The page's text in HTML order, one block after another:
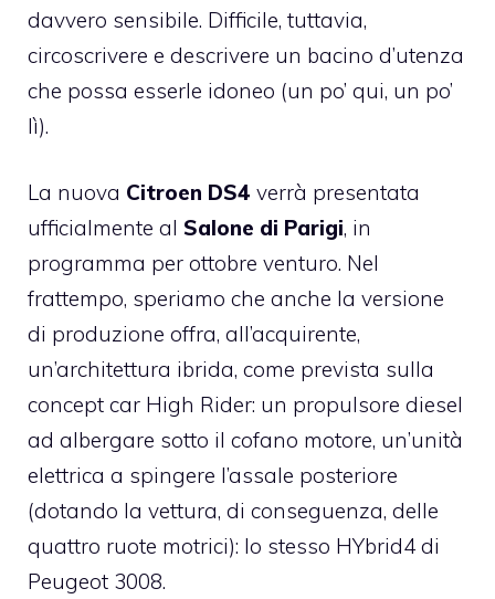
davvero sensibile. Difficile, tuttavia,
circoscrivere e descrivere un bacino d’utenza
che possa esserle idoneo (un po’ qui, un po’
lì).
La nuova Citroen DS4 verrà presentata
ufficialmente al Salone di Parigi, in
programma per ottobre venturo. Nel
frattempo, speriamo che anche la versione
di produzione offra, all’acquirente,
un’architettura ibrida, come prevista sulla
concept car High Rider: un propulsore diesel
ad albergare sotto il cofano motore, un’unità
elettrica a spingere l’assale posteriore
(dotando la vettura, di conseguenza, delle
quattro ruote motrici): lo stesso HYbrid4 di
Peugeot 3008.